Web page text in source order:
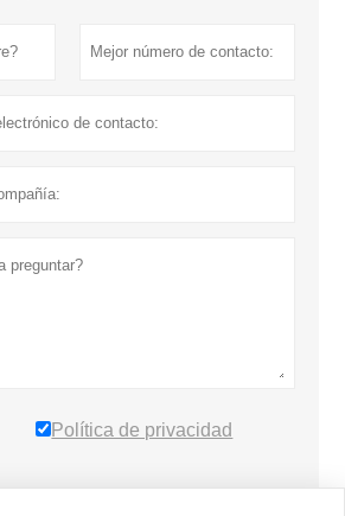
Política de privacidad